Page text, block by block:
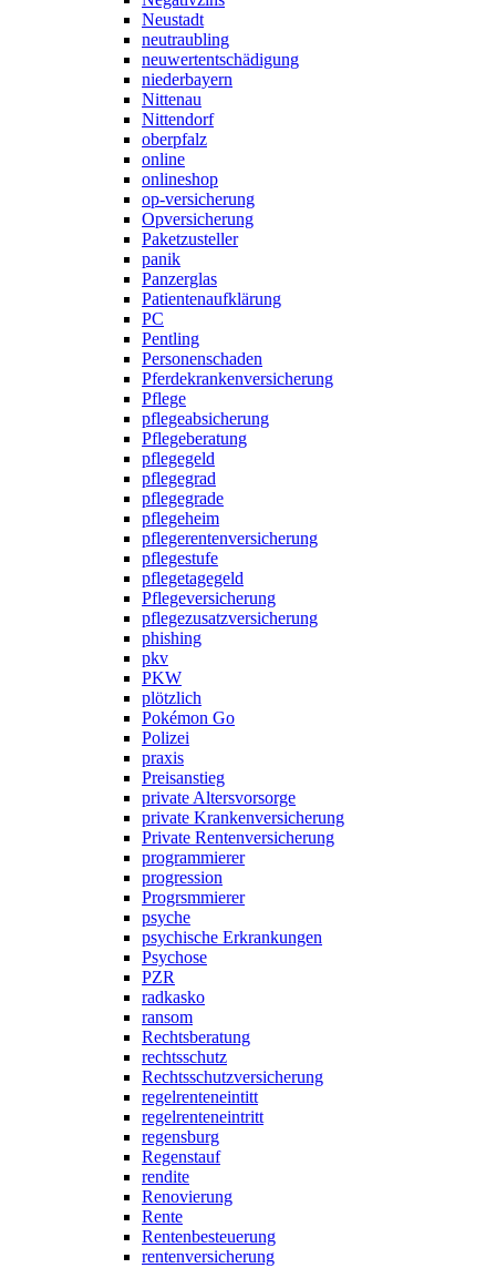
Neustadt
neutraubling
neuwertentschädigung
niederbayern
Nittenau
Nittendorf
oberpfalz
online
onlineshop
op-versicherung
Opversicherung
Paketzusteller
panik
Panzerglas
Patientenaufklärung
PC
Pentling
Personenschaden
Pferdekrankenversicherung
Pflege
pflegeabsicherung
Pflegeberatung
pflegegeld
pflegegrad
pflegegrade
pflegeheim
pflegerentenversicherung
pflegestufe
pflegetagegeld
Pflegeversicherung
pflegezusatzversicherung
phishing
pkv
PKW
plötzlich
Pokémon Go
Polizei
praxis
Preisanstieg
private Altersvorsorge
private Krankenversicherung
Private Rentenversicherung
programmierer
progression
Progrsmmierer
psyche
psychische Erkrankungen
Psychose
PZR
radkasko
ransom
Rechtsberatung
rechtsschutz
Rechtsschutzversicherung
regelrenteneintitt
regelrenteneintritt
regensburg
Regenstauf
rendite
Renovierung
Rente
Rentenbesteuerung
rentenversicherung